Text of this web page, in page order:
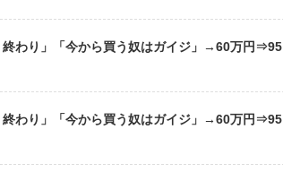
終わり」「今から買う奴はガイジ」→60万円⇒95
終わり」「今から買う奴はガイジ」→60万円⇒95